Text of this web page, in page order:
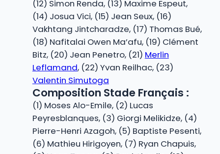
(12) Simon Renda, (13) Maxime Espeut,
(14) Josua Vici, (15) Jean Seux, (16)
Vakhtang Jintcharadze, (17) Thomas Bué,
(18) Nafitalai Owen Ma’afu, (19) Clément
Bitz, (20) Jean Penetro, (21) Merlin
Leflamand, (22) Yvan Reilhac, (23)
Valentin Simutoga
Composition Stade Français :
(1) Moses Alo-Emile, (2) Lucas
Peyresblanques, (3) Giorgi Melikidze, (4)
Pierre-Henri Azagoh, (5) Baptiste Pesenti,
(6) Mathieu Hirigoyen, (7) Ryan Chapuis,